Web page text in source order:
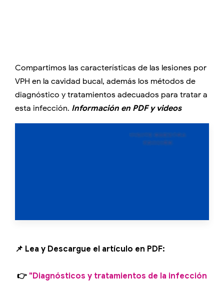
Compartimos las características de las lesiones por
VPH en la cavidad bucal, además los métodos de
diagnóstico y tratamientos adecuados para tratar a
esta infección. Información en PDF y videos
📌 Lea y Descargue el artículo en PDF:
👉 "Diagnósticos y tratamientos de la infección